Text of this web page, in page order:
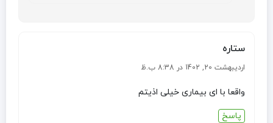
ستاره
اردیبهشت 20, 1402 در 8:38 ب.ظ
واقعا با ای بیماری خیلی اذیتم
پاسخ